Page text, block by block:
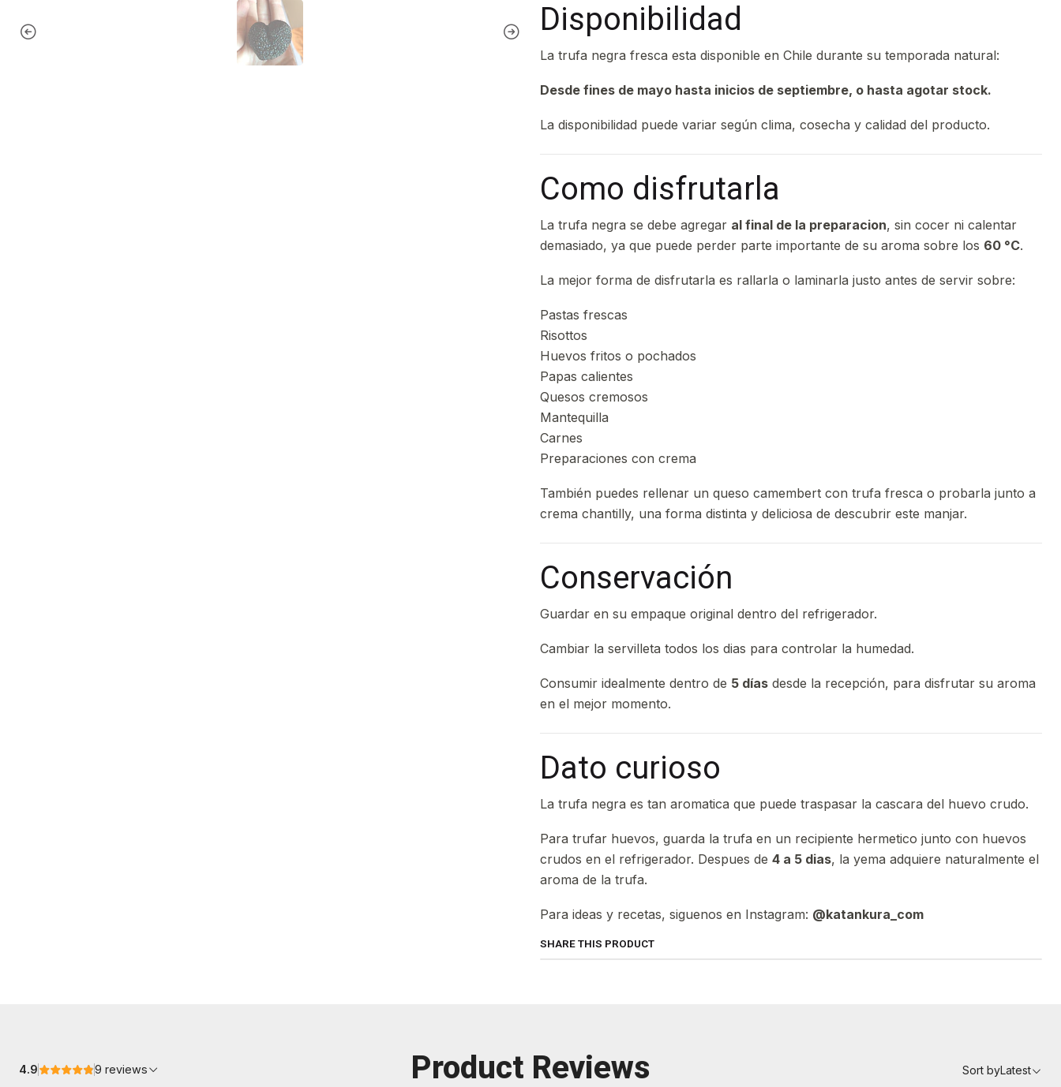
Disponibilidad
La trufa negra fresca esta disponible en Chile durante su temporada natural:
Desde fines de mayo hasta inicios de septiembre, o hasta agotar stock.
La disponibilidad puede variar según clima, cosecha y calidad del producto.
Como disfrutarla
La trufa negra se debe agregar al final de la preparacion, sin cocer ni calentar
demasiado, ya que puede perder parte importante de su aroma sobre los 60 °C.
La mejor forma de disfrutarla es rallarla o laminarla justo antes de servir sobre:
Pastas frescas
Risottos
Huevos fritos o pochados
Papas calientes
Quesos cremosos
Mantequilla
Carnes
Preparaciones con crema
También puedes rellenar un queso camembert con trufa fresca o probarla junto a
crema chantilly, una forma distinta y deliciosa de descubrir este manjar.
Conservación
Guardar en su empaque original dentro del refrigerador.
Cambiar la servilleta todos los dias para controlar la humedad.
Consumir idealmente dentro de 5 días desde la recepción, para disfrutar su aroma
en el mejor momento.
Dato curioso
La trufa negra es tan aromatica que puede traspasar la cascara del huevo crudo.
Para trufar huevos, guarda la trufa en un recipiente hermetico junto con huevos
crudos en el refrigerador. Despues de 4 a 5 dias, la yema adquiere naturalmente el
aroma de la trufa.
Para ideas y recetas, siguenos en Instagram: @katankura_com
SHARE THIS PRODUCT
Product Reviews
4.9 9 reviews Sort byLatest